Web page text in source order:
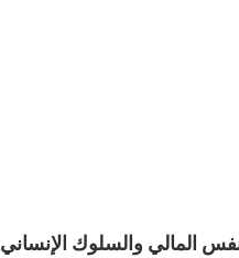
المالي والسلوك الإنساني